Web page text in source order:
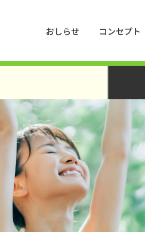
wp-content/themes/
おしらせ コンセプト